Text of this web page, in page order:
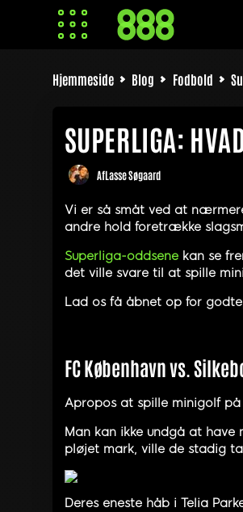
Hjemmeside Blog Fodbold
SUPERLIGA:
AfLasse Søgaard
Vi er så småt ved at
andre hold foretrække
Superliga-oddsenekan se
det ville svare til at spille
Lad os få åbnet op for
FC København vs.
Apropos at spille minigolf på
Man kan ikke undgå at
pløjet mark, ville de stadig
Deres eneste håb i Telia